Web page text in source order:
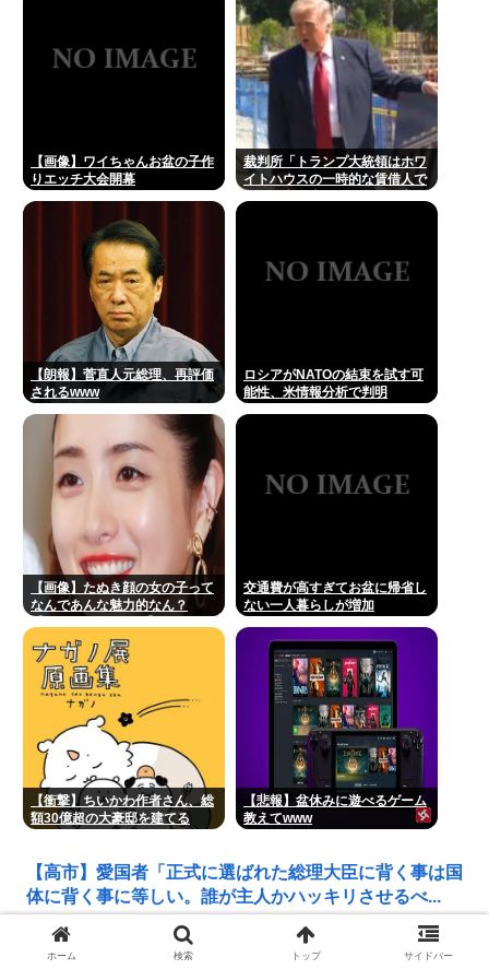
【画像】ワイちゃんお盆の子作
りエッチ大会開幕
裁判所「トランプ大統領はホワ
イトハウスの一時的な賃借人で
【朗報】菅直人元総理、再評価
されるwww
ロシアがNATOの結束を試す可
能性、米情報分析で判明
【画像】たぬき顔の女の子って
なんであんな魅力的なん？
交通費が高すぎてお盆に帰省し
ない一人暮らしが増加
【衝撃】ちいかわ作者さん、総
額30億超の大豪邸を建てる
【悲報】盆休みに遊べるゲーム
教えてwww
【高市】愛国者「正式に選ばれた総理大臣に背く事は国
体に背く事に等しい。誰が主人かハッキリさせるべ...
リンゴ・スター⬅︎この人だけソロがしょぼいみたいな風
ホーム 検索 トップ サイドバー